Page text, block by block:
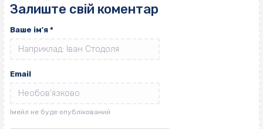
Залиште свій коментар
Ваше ім'я *
Email